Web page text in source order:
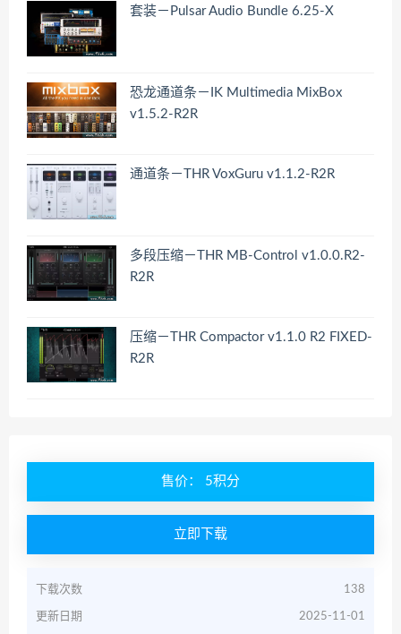
套装－Pulsar Audio Bundle 6.25-X
恐龙通道条－IK Multimedia MixBox
v1.5.2-R2R
通道条－THR VoxGuru v1.1.2-R2R
多段压缩－THR MB-Control v1.0.0.R2-
R2R
压缩－THR Compactor v1.1.0 R2 FIXED-
R2R
售价： 5积分
立即下载
下载次数 138
更新日期 2025-11-01